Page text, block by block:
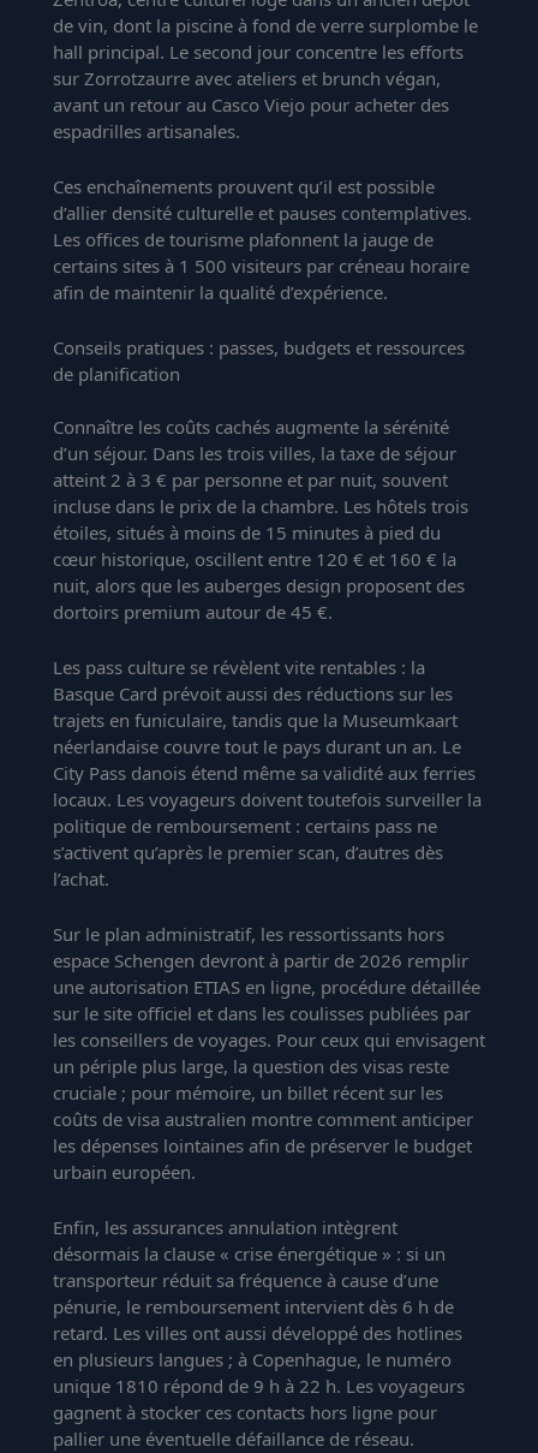
de vin, dont la piscine à fond de verre surplombe le
hall principal. Le second jour concentre les efforts
sur Zorrotzaurre avec ateliers et brunch végan,
avant un retour au Casco Viejo pour acheter des
espadrilles artisanales.
Ces enchaînements prouvent qu’il est possible
d’allier densité culturelle et pauses contemplatives.
Les offices de tourisme plafonnent la jauge de
certains sites à 1 500 visiteurs par créneau horaire
afin de maintenir la qualité d’expérience.
Conseils pratiques : passes, budgets et ressources
de planification
Connaître les coûts cachés augmente la sérénité
d’un séjour. Dans les trois villes, la taxe de séjour
atteint 2 à 3 € par personne et par nuit, souvent
incluse dans le prix de la chambre. Les hôtels trois
étoiles, situés à moins de 15 minutes à pied du
cœur historique, oscillent entre 120 € et 160 € la
nuit, alors que les auberges design proposent des
dortoirs premium autour de 45 €.
Les pass culture se révèlent vite rentables : la
Basque Card prévoit aussi des réductions sur les
trajets en funiculaire, tandis que la Museumkaart
néerlandaise couvre tout le pays durant un an. Le
City Pass danois étend même sa validité aux ferries
locaux. Les voyageurs doivent toutefois surveiller la
politique de remboursement : certains pass ne
s’activent qu’après le premier scan, d’autres dès
l’achat.
Sur le plan administratif, les ressortissants hors
espace Schengen devront à partir de 2026 remplir
une autorisation ETIAS en ligne, procédure détaillée
sur le site officiel et dans les coulisses publiées par
les conseillers de voyages. Pour ceux qui envisagent
un périple plus large, la question des visas reste
cruciale ; pour mémoire, un billet récent sur les
coûts de visa australien montre comment anticiper
les dépenses lointaines afin de préserver le budget
urbain européen.
Enfin, les assurances annulation intègrent
désormais la clause « crise énergétique » : si un
transporteur réduit sa fréquence à cause d’une
pénurie, le remboursement intervient dès 6 h de
retard. Les villes ont aussi développé des hotlines
en plusieurs langues ; à Copenhague, le numéro
unique 1810 répond de 9 h à 22 h. Les voyageurs
gagnent à stocker ces contacts hors ligne pour
pallier une éventuelle défaillance de réseau.